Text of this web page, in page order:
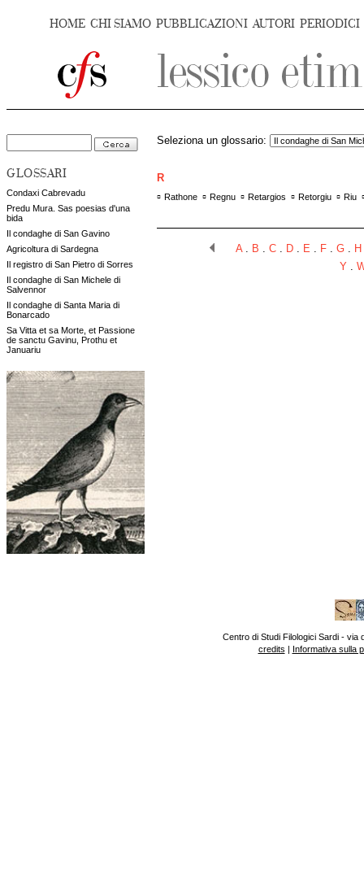
HOME CHI SIAMO PUBBLICAZIONI AUTORI PERIODICI
GLOSSARI
Condaxi Cabrevadu
Predu Mura. Sas poesias d'una
bida
Il condaghe di San Gavino
Agricoltura di Sardegna
Il registro di San Pietro di Sorres
Il condaghe di San Michele di
Salvennor
Il condaghe di Santa Maria di
Bonarcado
Sa Vitta et sa Morte, et Passione
de sanctu Gavinu, Prothu et
Januariu
Seleziona un glossario:
R
▫ Rathone ▫ Regnu ▫ Retargios ▫ Retorgiu ▫ Riu
A. B . C. D. E . F. G. H
Y .
Centro di Studi Filologici Sardi - via
credits | Informativa sulla